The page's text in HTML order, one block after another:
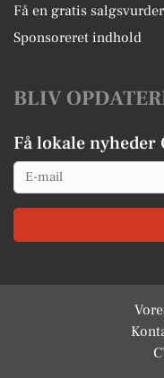
Få en gratis
Sponsoreret indhold
BLIV
Få lokale nyheder
Email